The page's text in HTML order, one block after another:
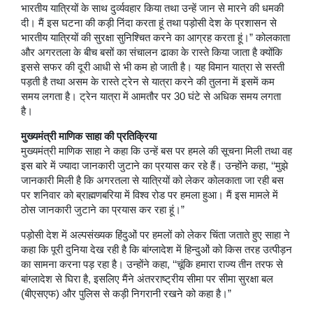
भारतीय यात्रियों के साथ दुर्व्यवहार किया तथा उन्हें जान से मारने की धमकी
दी। मैं इस घटना की कड़ी निंदा करता हूं तथा पड़ोसी देश के प्रशासन से
भारतीय यात्रियों की सुरक्षा सुनिश्चित करने का आग्रह करता हूं।” कोलकाता
और अगरतला के बीच बसों का संचालन ढाका के रास्ते किया जाता है क्योंकि
इससे सफर की दूरी आधी से भी कम हो जाती है। यह विमान यात्रा से सस्ती
पड़ती है तथा असम के रास्ते ट्रेन से यात्रा करने की तुलना में इसमें कम
समय लगता है। ट्रेन यात्रा में आमतौर पर 30 घंटे से अधिक समय लगता
है।
मुख्यमंत्री माणिक साहा की प्रतिक्रिया
मुख्यमंत्री माणिक साहा ने कहा कि उन्हें बस पर हमले की सूचना मिली तथा वह
इस बारे में ज्यादा जानकारी जुटाने का प्रयास कर रहे हैं। उन्होंने कहा, ‘‘मुझे
जानकारी मिली है कि अगरतला से यात्रियों को लेकर कोलकाता जा रही बस
पर शनिवार को ब्राह्मणबरिया में विश्व रोड पर हमला हुआ। मैं इस मामले में
ठोस जानकारी जुटाने का प्रयास कर रहा हूं।”
पड़ोसी देश में अल्पसंख्यक हिंदुओं पर हमलों को लेकर चिंता जताते हुए साहा ने
कहा कि पूरी दुनिया देख रही है कि बांग्लादेश में हिन्दुओं को किस तरह उत्पीड़न
का सामना करना पड़ रहा है। उन्होंने कहा, ‘‘चूंकि हमारा राज्य तीन तरफ से
बांग्लादेश से घिरा है, इसलिए मैंने अंतरराष्ट्रीय सीमा पर सीमा सुरक्षा बल
(बीएसएफ) और पुलिस से कड़ी निगरानी रखने को कहा है।”